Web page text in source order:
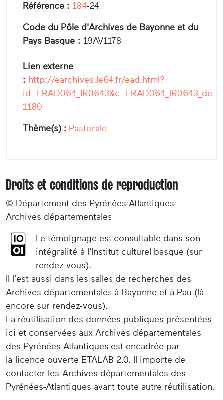
Référence : 184-24
Code du Pôle d'Archives de Bayonne et du
Pays Basque : 19AV1178
Lien externe
: http://earchives.le64.fr/ead.html?
id=FRAD064_IR0643&c=FRAD064_IR0643_de-
1180
Thème(s) : Pastorale
Droits et conditions de reproduction
© Département des Pyrénées-Atlantiques –
Archives départementales
Le témoignage est consultable dans son
intégralité à l'Institut culturel basque (sur
rendez-vous).
Il l'est aussi dans les salles de recherches des
Archives départementales à Bayonne et à Pau (là
encore sur rendez-vous).
La réutilisation des données publiques présentées
ici et conservées aux Archives départementales
des Pyrénées-Atlantiques est encadrée par
la licence ouverte ETALAB 2.0. Il importe de
contacter les Archives départementales des
Pyrénées-Atlantiques avant toute autre réutilisation.